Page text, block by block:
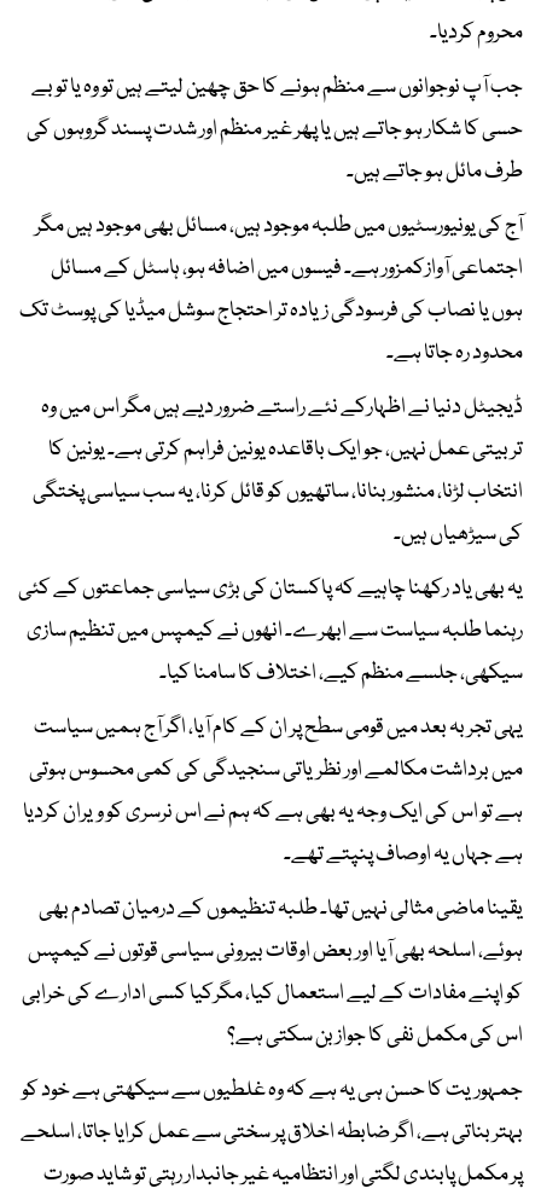
محروم کردیا۔
جب آپ نوجوانوں سے منظم ہونے کا حق چھین لیتے ہیں تو وہ یا تو بے
حسی کا شکار ہو جاتے ہیں یا پھر غیر منظم اور شدت پسند گروہوں کی
طرف مائل ہو جاتے ہیں۔
آج کی یونیورسٹیوں میں طلبہ موجود ہیں، مسائل بھی موجود ہیں مگر
اجتماعی آوازکمزور ہے۔ فیسوں میں اضافہ ہو، ہاسٹل کے مسائل
ہوں یا نصاب کی فرسودگی زیادہ تر احتجاج سوشل میڈیا کی پوسٹ تک
محدود رہ جاتا ہے۔
ڈیجیٹل دنیا نے اظہارکے نئے راستے ضرور دیے ہیں مگر اس میں وہ
تربیتی عمل نہیں، جو ایک باقاعدہ یونین فراہم کرتی ہے۔ یونین کا
انتخاب لڑنا، منشور بنانا، ساتھیوں کو قائل کرنا، یہ سب سیاسی پختگی
کی سیڑھیاں ہیں۔
یہ بھی یاد رکھنا چاہیے کہ پاکستان کی بڑی سیاسی جماعتوں کے کئی
رہنما طلبہ سیاست سے ابھرے۔ انھوں نے کیمپس میں تنظیم سازی
سیکھی، جلسے منظم کیے، اختلاف کا سامنا کیا۔
یہی تجربہ بعد میں قومی سطح پر ان کے کام آیا، اگر آج ہمیں سیاست
میں برداشت مکالمے اور نظریاتی سنجیدگی کی کمی محسوس ہوتی
ہے تو اس کی ایک وجہ یہ بھی ہے کہ ہم نے اس نرسری کو ویران کردیا
ہے جہاں یہ اوصاف پنپتے تھے۔
یقینا ماضی مثالی نہیں تھا۔ طلبہ تنظیموں کے درمیان تصادم بھی
ہوئے، اسلحہ بھی آیا اور بعض اوقات بیرونی سیاسی قوتوں نے کیمپس
کو اپنے مفادات کے لیے استعمال کیا، مگرکیا کسی ادارے کی خرابی
اس کی مکمل نفی کا جواز بن سکتی ہے؟
جمہوریت کا حسن ہی یہ ہے کہ وہ غلطیوں سے سیکھتی ہے خود کو
بہتر بناتی ہے، اگر ضابطہ اخلاق پر سختی سے عمل کرایا جاتا، اسلحے
پر مکمل پابندی لگتی اور انتظامیہ غیر جانبدار رہتی تو شاید صورت